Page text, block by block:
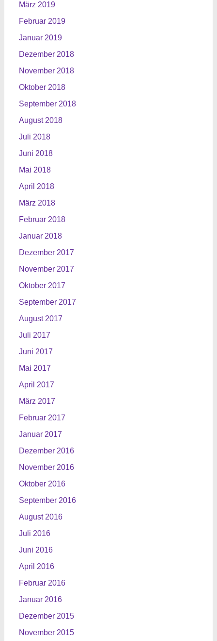
März 2019
Februar 2019
Januar 2019
Dezember 2018
November 2018
Oktober 2018
September 2018
August 2018
Juli 2018
Juni 2018
Mai 2018
April 2018
März 2018
Februar 2018
Januar 2018
Dezember 2017
November 2017
Oktober 2017
September 2017
August 2017
Juli 2017
Juni 2017
Mai 2017
April 2017
März 2017
Februar 2017
Januar 2017
Dezember 2016
November 2016
Oktober 2016
September 2016
August 2016
Juli 2016
Juni 2016
April 2016
Februar 2016
Januar 2016
Dezember 2015
November 2015